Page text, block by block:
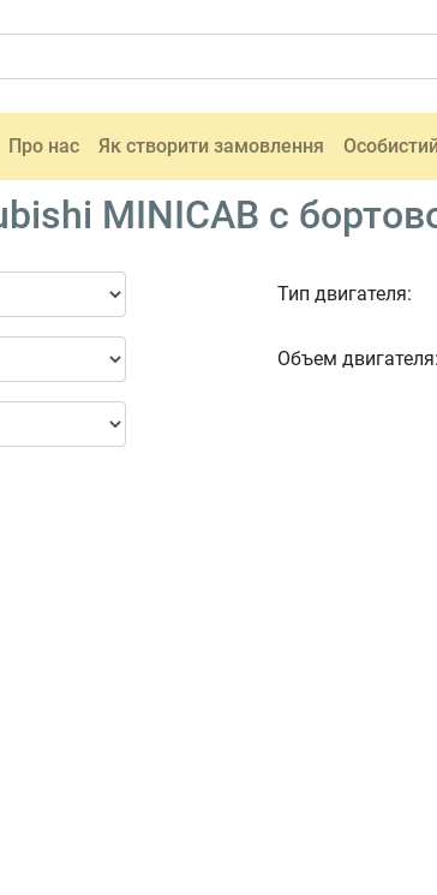
Про нас Як створити замовлення
MINICAB c
Тип двигателя:
Объем двигателя: